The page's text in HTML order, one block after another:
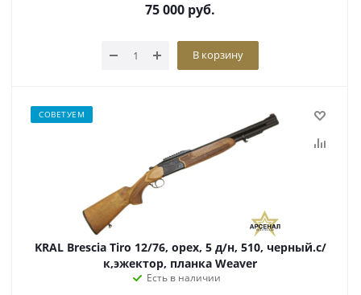
75 000 руб.
В корзину
СОВЕТУЕМ
KRAL Brescia Tiro 12/76, орех, 5 д/н, 510, черный.с/
к,эжектор, планка Weaver
Есть в наличии